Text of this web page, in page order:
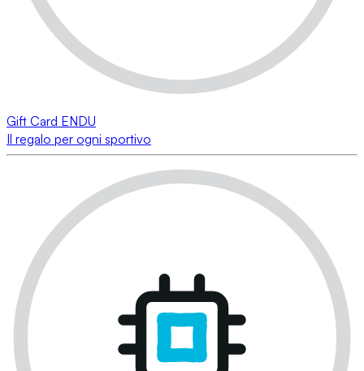
Gift Card ENDU
Il regalo per ogni sportivo